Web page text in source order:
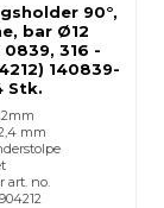
90°,
bar Ø12
0839, 316 -
140839-
Stk.
mm
art. no.